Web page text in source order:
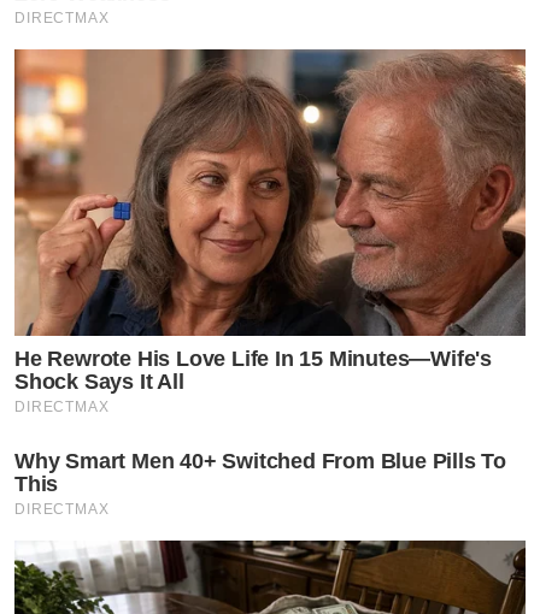
DIRECTMAX
He Rewrote His Love Life In 15 Minutes—Wife's
Shock Says It All
DIRECTMAX
Why Smart Men 40+ Switched From Blue Pills To
This
DIRECTMAX